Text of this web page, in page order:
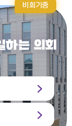
비회기중
하는 의회